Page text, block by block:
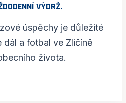
VÝDRŽ.
úspěchy je důležité
dál a fotbal ve Zličíně
života.